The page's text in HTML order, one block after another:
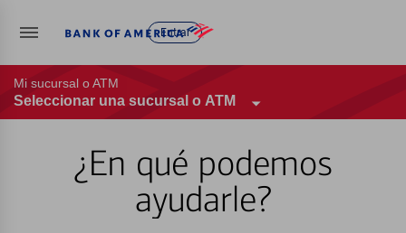
Entrar
Mi sucursal o ATM
Seleccionar una sucursal o ATM
¿En qué podemos
ayudarle?